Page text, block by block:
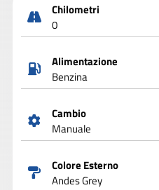
Chilometri
0
Alimentazione
Benzina
Cambio
Manuale
Colore Esterno
Andes Grey